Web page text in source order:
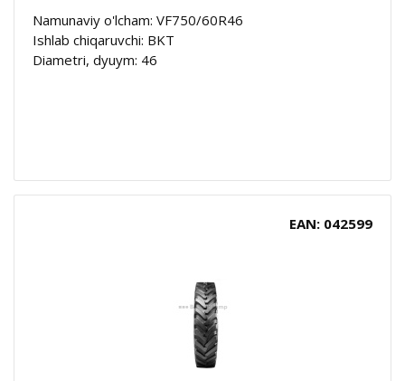
Namunaviy o'lcham: VF750/60R46
Ishlab chiqaruvchi: BKT
Diametri, dyuym: 46
EAN: 042599